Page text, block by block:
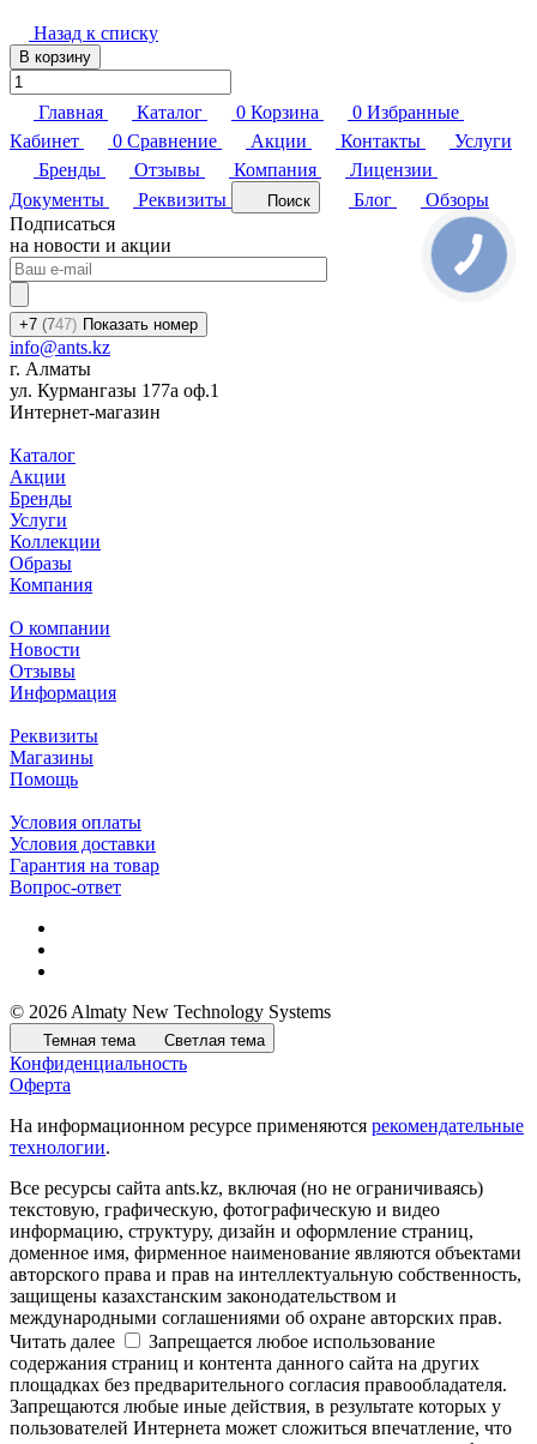
Назад к списку
В корзину
Главная Каталог 0 Корзина 0 Избранные
Кабинет
0 Сравнение Акции Контакты
Услуги
Бренды
Отзывы Компания
Лицензии
Документы
Реквизиты Поиск Блог
Обзоры
Подписаться
на новости и акции
+7 (747) Показать номер
info@ants.kz
г. Алматы
ул. Курмангазы 177а оф.1
Интернет-магазин
Каталог
Акции
Бренды
Услуги
Коллекции
Образы
Компания
О компании
Новости
Отзывы
Информация
Реквизиты
Магазины
Помощь
Условия оплаты
Условия доставки
Гарантия на товар
Вопрос-ответ
© 2026 Almaty New Technology Systems
Темная тема Светлая тема
Конфиденциальность
Оферта
На информационном ресурсе применяются рекомендательные
технологии.
Все ресурсы сайта ants.kz, включая (но не ограничиваясь)
текстовую, графическую, фотографическую и видео
информацию, структуру, дизайн и оформление страниц,
доменное имя, фирменное наименование являются объектами
авторского права и прав на интеллектуальную собственность,
защищены казахстанским законодательством и
международными соглашениями об охране авторских прав.
Читать далее
Запрещается любое использование
содержания страниц и контента данного сайта на других
площадках без предварительного согласия правообладателя.
Запрещаются любые иные действия, в результате которых у
пользователей Интернета может сложиться впечатление, что